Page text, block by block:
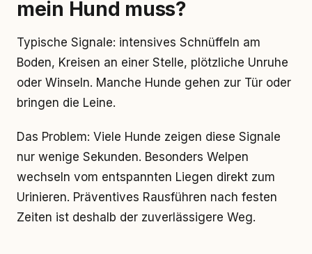
mein Hund muss?
Typische Signale: intensives Schnüffeln am
Boden, Kreisen an einer Stelle, plötzliche Unruhe
oder Winseln. Manche Hunde gehen zur Tür oder
bringen die Leine.
Das Problem: Viele Hunde zeigen diese Signale
nur wenige Sekunden. Besonders Welpen
wechseln vom entspannten Liegen direkt zum
Urinieren. Präventives Rausführen nach festen
Zeiten ist deshalb der zuverlässigere Weg.